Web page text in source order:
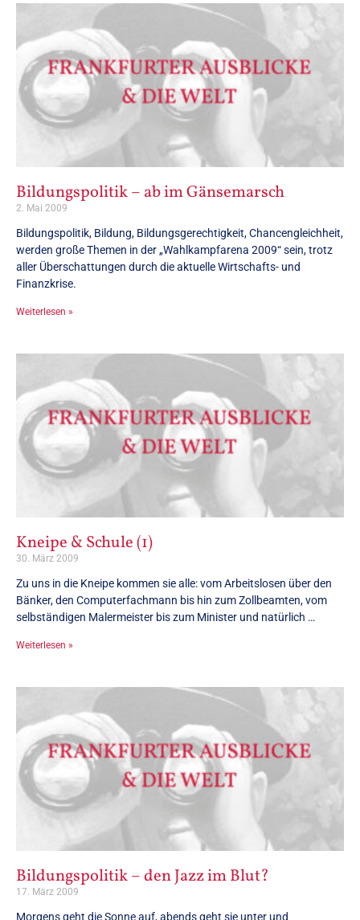
Bildungspolitik – ab im Gänsemarsch
2. Mai 2009
Bildungspolitik, Bildung, Bildungsgerechtigkeit, Chancengleichheit,
werden große Themen in der „Wahlkampfarena 2009“ sein, trotz
aller Überschattungen durch die aktuelle Wirtschafts- und
Finanzkrise.
Weiterlesen »
Kneipe & Schule (1)
30. März 2009
Zu uns in die Kneipe kommen sie alle: vom Arbeitslosen über den
Bänker, den Computerfachmann bis hin zum Zollbeamten, vom
selbständigen Malermeister bis zum Minister und natürlich …
Weiterlesen »
Bildungspolitik – den Jazz im Blut?
17. März 2009
Morgens geht die Sonne auf, abends geht sie unter und